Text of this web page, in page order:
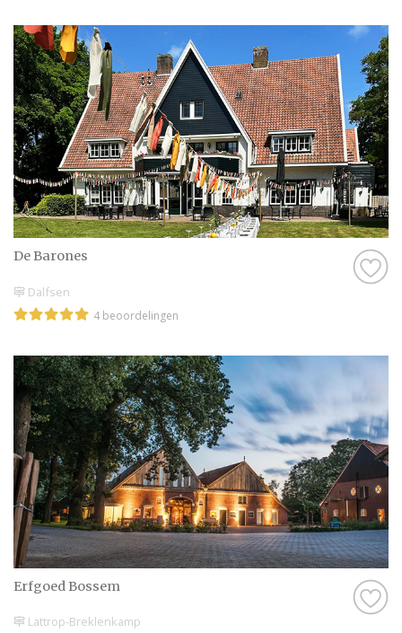
De Barones
Dalfsen
4 beoordelingen
Erfgoed Bossem
Lattrop-Breklenkamp